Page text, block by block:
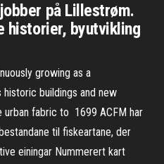
på Lillestrøm.
historier, byutvikling
growing as a
buildings and new
fabric to 1699 ACFM har
til fiskeartane, der
einingar Nummerert kart